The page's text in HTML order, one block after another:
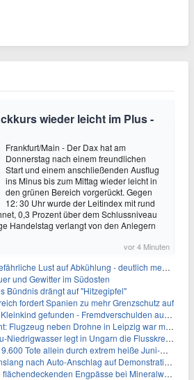
wieder leicht im Plus -
Frankfurt/Main - Der Dax hat am
Donnerstag nach einem freundlichen
Start und einem anschließenden Ausflug
ins Minus bis zum Mittag wieder leicht in
den grünen Bereich vorgerückt. Gegen
12: 30 Uhr wurde der Leitindex mit rund
0,3 Prozent über dem Schlussniveau
Handelstag verlangt von den Anlegern
vor 4 Minuten
Lust auf Abkühlung - deutlich mehr Badetote
und Gewitter im Südosten
Bündnis drängt auf "Hitzegipfel"
fordert Spanien zu mehr Grenzschutz auf
gefunden - Fremdverschulden ausgeschlossen
neben Drohne in Leipzig war mit Munition beladen
Niedrigwasser legt in Ungarn die Flusskreuzer lahm
Tote allein durch extrem heiße Juni-Woche
nach Auto-Anschlag auf Demonstration in München
Engpässe bei Mineralwasser